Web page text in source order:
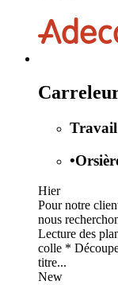
•
Hier
Pour notre
nous
Lecture des
colle *
titre...
New